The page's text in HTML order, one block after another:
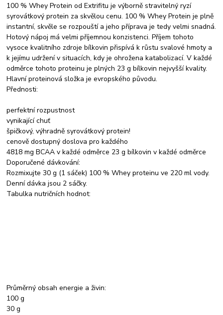
100 % Whey Protein od Extrifitu je výborně stravitelný ryzí
syrovátkový protein za skvělou cenu. 100 % Whey Protein je plně
instantní, skvěle se rozpouští a jeho příprava je tedy velmi snadná.
Hotový nápoj má velmi příjemnou konzistenci. Příjem tohoto
vysoce kvalitního zdroje bílkovin přispívá k růstu svalové hmoty a
k jejímu udržení v situacích, kdy je ohrožena katabolizací. V každé
odměrce tohoto proteinu je plných 23 g bílkovin nejvyšší kvality.
Hlavní proteinová složka je evropského původu.
Přednosti:
perfektní rozpustnost
vynikající chuť
špičkový, výhradně syrovátkový protein!
cenově dostupný doslova pro každého
4818 mg BCAA v každé odměrce 23 g bílkovin v každé odměrce
Doporučené dávkování:
Rozmixujte 30 g (1 sáček) 100 % Whey proteinu ve 220 ml vody.
Denní dávka jsou 2 sáčky.
Tabulka nutričních hodnot:
Průměrný obsah energie a živin:
100 g
30 g